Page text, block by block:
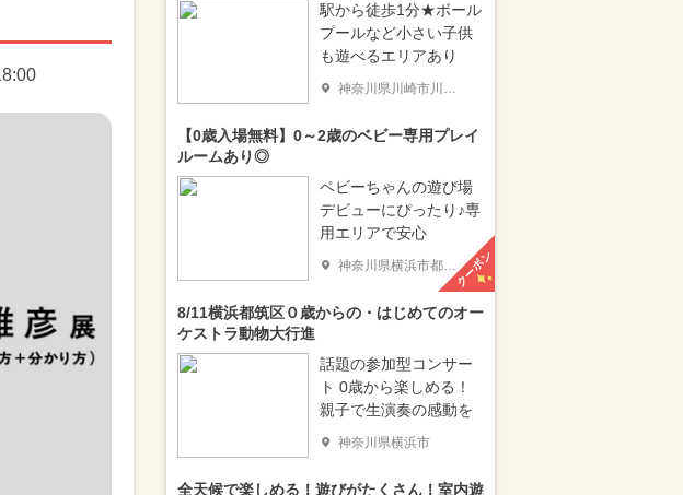
駅から徒歩1分★ボール
プールなど小さい子供
も遊べるエリアあり
神奈川県川崎市川崎区
【0歳入場無料】0～2歳のベビー専用プレイ
ルームあり◎
ベビーちゃんの遊び場
デビューにぴったり♪専
用エリアで安心
神奈川県横浜市都筑区 クーポン
8/11横浜都筑区０歳からの・はじめてのオー
ケストラ動物大行進
話題の参加型コンサー
ト 0歳から楽しめる！
親子で生演奏の感動を
神奈川県横浜市
全天候で楽しめる！遊びがたくさん！室内遊